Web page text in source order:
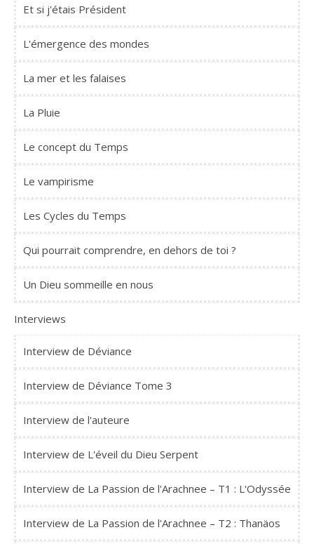
Et si j'étais Président
L'émergence des mondes
La mer et les falaises
La Pluie
Le concept du Temps
Le vampirisme
Les Cycles du Temps
Qui pourrait comprendre, en dehors de toi ?
Un Dieu sommeille en nous
Interviews
Interview de Déviance
Interview de Déviance Tome 3
Interview de l'auteure
Interview de L'éveil du Dieu Serpent
Interview de La Passion de l'Arachnee – T1 : L'Odyssée
Interview de La Passion de l'Arachnee – T2 : Thanäos